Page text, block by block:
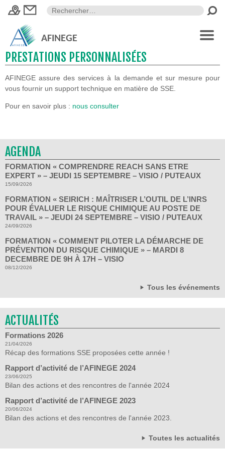
AFINEGE
PRESTATIONS PERSONNALISÉES
AFINEGE assure des services à la demande et sur mesure pour
vous fournir un support technique en matière de SSE.
Pour en savoir plus : nous consulter
AGENDA
FORMATION « COMPRENDRE REACH SANS ETRE
EXPERT » – JEUDI 15 SEPTEMBRE – VISIO / PUTEAUX
15/09/2026
FORMATION « SEIRICH : MAÎTRISER L’OUTIL DE L’INRS
POUR ÉVALUER LE RISQUE CHIMIQUE AU POSTE DE
TRAVAIL » – JEUDI 24 SEPTEMBRE – VISIO / PUTEAUX
24/09/2026
FORMATION « COMMENT PILOTER LA DÉMARCHE DE
PRÉVENTION DU RISQUE CHIMIQUE » – MARDI 8
DECEMBRE DE 9H À 17H – VISIO
08/12/2026
Tous les événements
ACTUALITÉS
Formations 2026
21/04/2026
Récap des formations SSE proposées cette année !
Rapport d’activité de l’AFINEGE 2024
23/06/2025
Bilan des actions et des rencontres de l'année 2024
Rapport d’activité de l’AFINEGE 2023
20/06/2024
Bilan des actions et des rencontres de l'année 2023.
Toutes les actualités